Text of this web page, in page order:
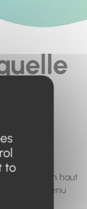
à
en haut
le contenu
to